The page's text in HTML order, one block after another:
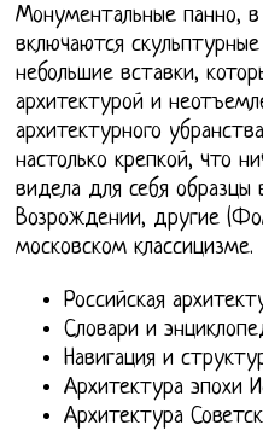
Монументальные панно,
включаются
небольшие вставки,
архитектурой и
архитектурного
настолько крепкой, что
видела для себя образцы
Возрождении, другие
московском классицизме.
Российская
Словари и
Навигация и
Архитектура эпохи
Архитектура